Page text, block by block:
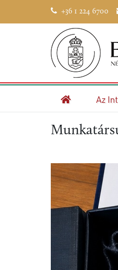
+36 1 224 6700
Kezdőlap
Az